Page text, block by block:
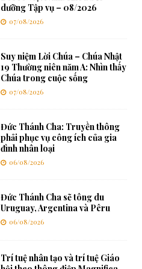
dưỡng Tập vụ – 08/2026
07/08/2026
Suy niệm Lời Chúa – Chúa Nhật
19 Thường niên năm A: Nhìn thấy
Chúa trong cuộc sống
07/08/2026
Đức Thánh Cha: Truyền thông
phải phục vụ công ích của gia
đình nhân loại
06/08/2026
Đức Thánh Cha sẽ tông du
Uruguay, Argentina và Pêru
06/08/2026
Trí tuệ nhân tạo và trí tuệ Giáo